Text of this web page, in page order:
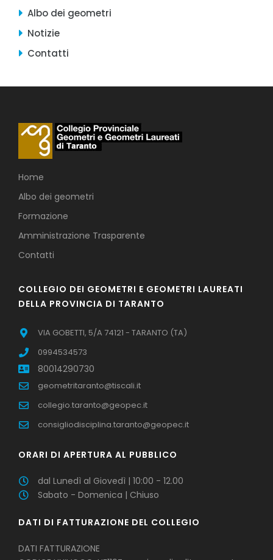
Albo dei geometri
Notizie
Contatti
Home
Albo dei geometri
Formazione
Amministrazione Trasparente
Contatti
COLLEGIO DEI GEOMETRI E GEOMETRI LAUREATI
DELLA PROVINCIA DI TARANTO
VIA GOBETTI, 5/A 74121 - TARANTO (TA)
0994534573
80014290730
geometritaranto@tiscali.it
collegio.taranto@geopec.it
consigliodisciplina.taranto@geopec.it
ORARI DI APERTURA AL PUBBLICO
dal Lunedì al Giovedì | 10:00 - 12.00
Sabato - Domenica | Chiuso
DATI DI FATTURAZIONE DEL COLLEGIO
DATI FATTURAZIONE